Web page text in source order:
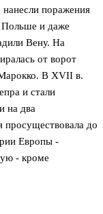
поражения
Польше и даже
Вену. На
от ворот
В XVII в.
и стали
на два
до
Европы -
- кроме